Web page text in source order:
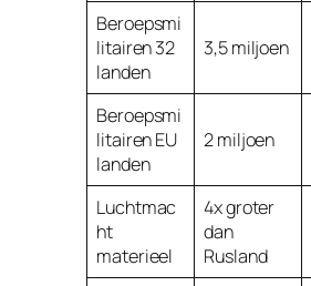
Beroepsmi
litairen 32
landen
3,5 miljoen
Beroepsmi
litairen EU
landen
2 miljoen
Luchtmac
ht
materieel
4x groter
dan
Rusland